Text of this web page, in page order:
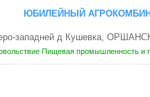
ЮБИЛЕЙНЫЙ
западней д Кушевка,
Пищевая промышленность и